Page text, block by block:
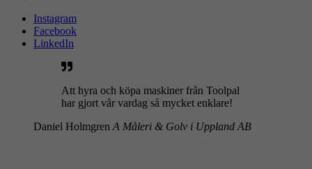
Instagram
Facebook
LinkedIn
Att hyra och köpa maskiner från Toolpal
har gjort vår vardag så mycket enklare!
Daniel Holmgren A Måleri & Golv i Uppland AB